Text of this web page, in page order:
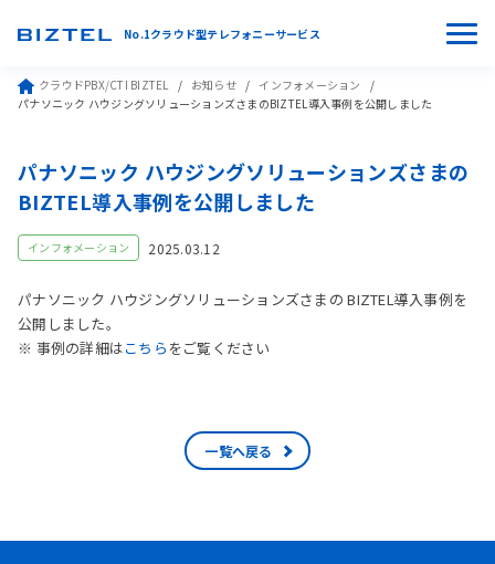
No.1クラウド型テレフォニーサービス
クラウドPBX/CTI BIZTEL お知らせ
インフォメーション
パナソニック ハウジングソリューションズさまのBIZTEL導入事例を公開しました
パナソニック ハウジングソリューションズさまの
BIZTEL導入事例を公開しました
インフォメーション 2025.03.12
パナソニック ハウジングソリューションズさまの BIZTEL導入事例を
公開しました。
※ 事例の詳細はこちら をご覧ください
一覧へ戻る